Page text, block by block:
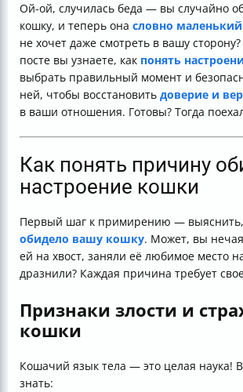
Как определить, что кошка готова
извинения
Что делать, если кошка продолжает
проявляет агрессию
Советы, чтобы избежать стрессовых
кошкой
Таблица: Что делать и чего избегать
примирении с кошкой
Почему нельзя использовать
примирения
Заключение
Ой-ой, случилась беда — вы случайно
кошку, и теперь она словно
не хочет даже смотреть в вашу
посте вы узнаете, как понять
выбрать правильный момент и
ней, чтобы восстановить доверие и
в ваши отношения. Готовы? Тогда
Как понять причину
настроение кошки
Первый шаг к примирению —
обидело вашу кошку. Может, вы
ей на хвост, заняли её любимое место
дразнили? Каждая причина требует
Признаки злости и
кошки
Кошачий язык тела — это целая наука!
знать: